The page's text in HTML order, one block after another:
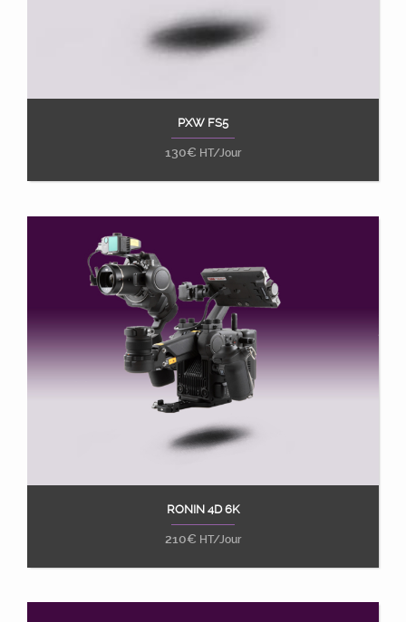
Ajouter au panier
PXW FS5
130€ HT/Jour
Ajouter au panier
RONIN 4D 6K
210€ HT/Jour